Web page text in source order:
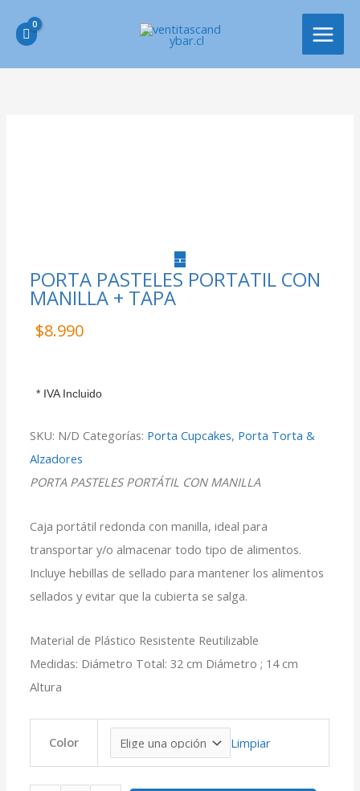
MAIN
PORTA PASTELES PORTATIL CON
MANILLA + TAPA
$8.990
* IVA Incluido
SKU: N/D Categorías: Porta Cupcakes, Porta Torta &
Alzadores
PORTA PASTELES PORTÁTIL CON MANILLA
Caja portátil redonda con manilla, ideal para
transportar y/o almacenar todo tipo de alimentos.
Incluye hebillas de sellado para mantener los alimentos
sellados y evitar que la cubierta se salga.
Material de Plástico Resistente Reutilizable
Medidas: Diámetro Total: 32 cm Diámetro ; 14 cm
Altura
Color Limpiar